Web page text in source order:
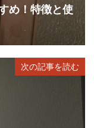
め！特徴と使
次の記事を読む